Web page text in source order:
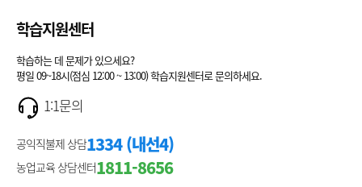
학습지원센터
학습하는 데 문제가 있으세요?
평일 09~18시(점심 12:00 ~ 13:00) 학습지원센터로 문의하세요.
1:1문의
공익직불제 상담1334 (내선4)
농업교육 상담센터1811-8656